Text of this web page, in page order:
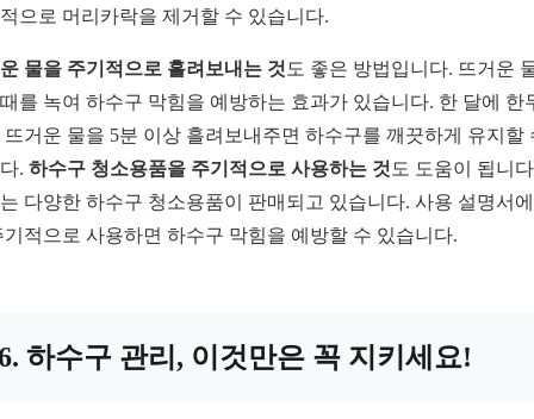
으로 머리카락을 제거할 수 있습니다.
물을 주기적으로 흘려보내는 것 도 좋은 방법입니다. 뜨거운
를 녹여 하수구 막힘을 예방하는 효과가 있습니다. 한 달에 한
뜨거운 물을 5분 이상 흘려보내주면 하수구를 깨끗하게 유지할
. 하수구 청소용품을 주기적으로 사용하는 것 도 도움이 됩니
다양한 하수구 청소용품이 판매되고 있습니다. 사용 설명서
기적으로 사용하면 하수구 막힘을 예방할 수 있습니다.
하수구 관리, 이것만은 꼭 지키세요!